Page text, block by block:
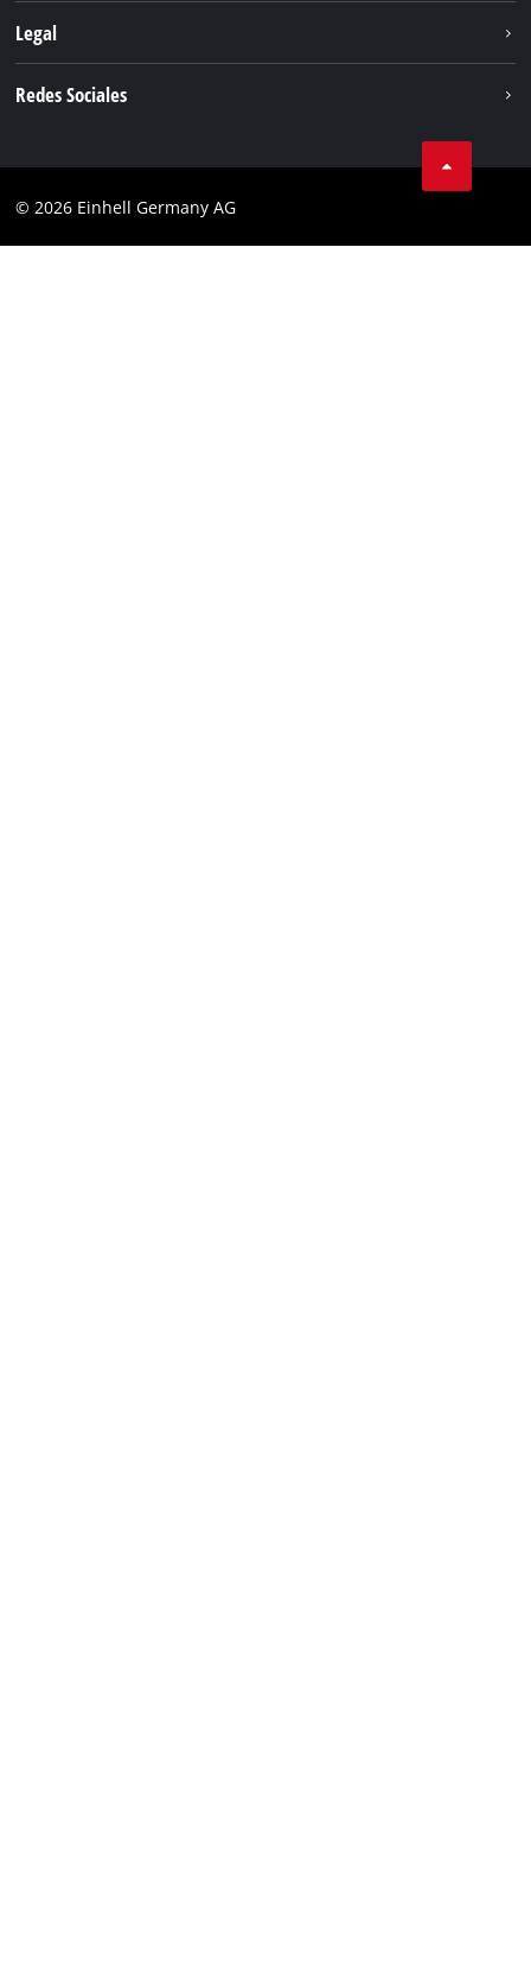
Servicio
Legal
Redes Sociales
© 2026 Einhell Germany AG